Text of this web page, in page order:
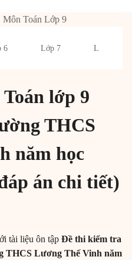
Môn Toán Lớp 9
6 Lớp 7 Lớp 8
lớp 9
THCS
năm học
án chi tiết)
tài liệu ôn tập Đề thi kiểm tra
THCS Lương Thế Vinh năm